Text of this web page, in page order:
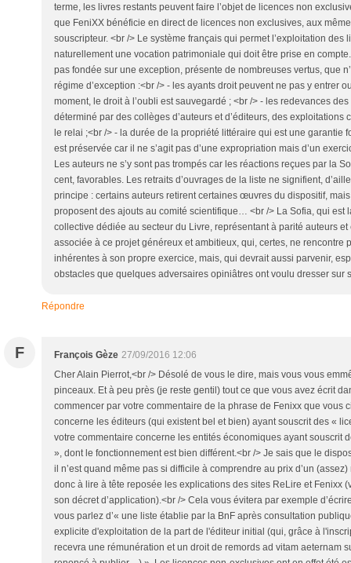
terme, les livres restants peuvent faire l’objet de licences non
que FeniXX bénéficie en direct de licences non exclusives, aux
souscripteur. <br /> Le système français qui permet l’exploitation des
naturellement une vocation patrimoniale qui doit être prise en
pas fondée sur une exception, présente de nombreuses vertus, que
régime d’exception :<br /> - les ayants droit peuvent ne pas y entrer
moment, le droit à l’oubli est sauvegardé ; <br /> - les redevances
déterminé par des collèges d’auteurs et d’éditeurs, des exploitations
le relai ;<br /> - la durée de la propriété littéraire qui est une garantie
est préservée car il ne s’agit pas d’une expropriation mais d’un
Les auteurs ne s’y sont pas trompés car les réactions reçues par la
cent, favorables. Les retraits d’ouvrages de la liste ne signifient,
principe : certains auteurs retirent certaines œuvres du dispositif,
proposent des ajouts au comité scientifique… <br /> La Sofia, qui est
collective dédiée au secteur du Livre, représentant à parité auteurs et
associée à ce projet généreux et ambitieux, qui, certes, ne rencontre
inhérentes à son propre exercice, mais, qui devrait aussi parvenir,
obstacles que quelques adversaires opiniâtres ont voulu dresser sur
Répondre
F François Gèze 27/09/2016 12:06
Cher Alain Pierrot,<br /> Désolé de vous le dire, mais vous vous
pinceaux. Et à peu près (je reste gentil) tout ce que vous avez écrit
commencer par votre commentaire de la phrase de Fenixx que vous
concerne les éditeurs (qui existent bel et bien) ayant souscrit des «
votre commentaire concerne les entités économiques ayant souscrit
», dont le fonctionnement est bien différent.<br /> Je sais que le
il n’est quand même pas si difficile à comprendre au prix d’un
donc à lire à tête reposée les explications des sites ReLire et Fenixx
son décret d’application).<br /> Cela vous évitera par exemple
vous parlez d’« une liste établie par la BnF après consultation
explicite d'exploitation de la part de l'éditeur initial (qui, grâce à
recevra une rémunération et un droit de remords ad vitam aeternam